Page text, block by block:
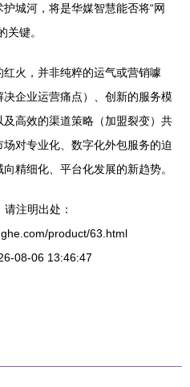
城河，将是华媒智慧能否将“网
关键。
火，并非纯粹的运气或营销噱
企业运营痛点）、创新的服务模
高效的渠道策略（加盟裂变）共
对专业化、数字化外包服务的迫
精细化、平台化发展的新趋势。
注明出处：
product/63.html
08-06 13:46:47